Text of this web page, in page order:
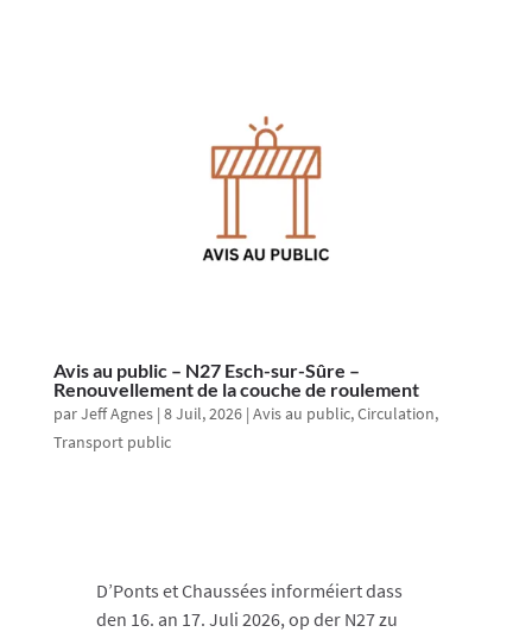
Avis au public – N27 Esch-sur-Sûre –
Renouvellement de la couche de roulement
parJeff Agnes| 8 Juil, 2026| Avis au public,Circulation,
Transport public
D’Ponts et Chaussées informéiert dass
den 16. an 17. Juli 2026, op der N27 zu